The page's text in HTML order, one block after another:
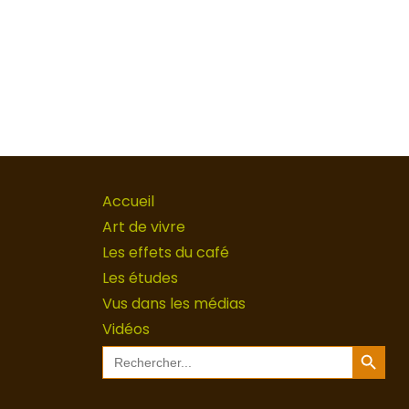
Accueil
Art de vivre
Les effets du café
Les études
Vus dans les médias
Vidéos
Search
for:
Search Button